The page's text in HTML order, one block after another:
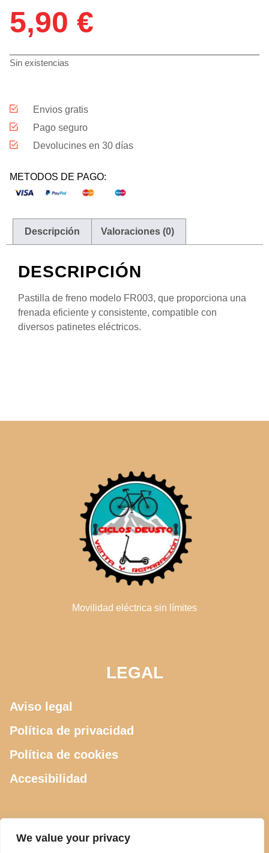
We value your privacy
5,90 €
Sin existencias
Envios gratis
Pago seguro
Devolucines en 30 días
METODOS DE PAGO:
Descripción Valoraciones (0)
DESCRIPCIÓN
Pastilla de freno modelo FR003, que proporciona una
frenada eficiente y consistente, compatible con
diversos patinetes eléctricos.
Movilidad eléctrica sin límites
LEGAL
Aviso legal
Política de privacidad
Política de cookies
Accesibilidad
CONTACTO